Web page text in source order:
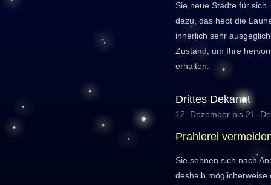
Sie neue Städte für
dazu, das hebt die
innerlich sehr
Zustand, um Ihre
erhalten.
Drittes Dekanat
12. Dezember bis 21.
Prahlerei
Sie sehnen sich nach
deshalb